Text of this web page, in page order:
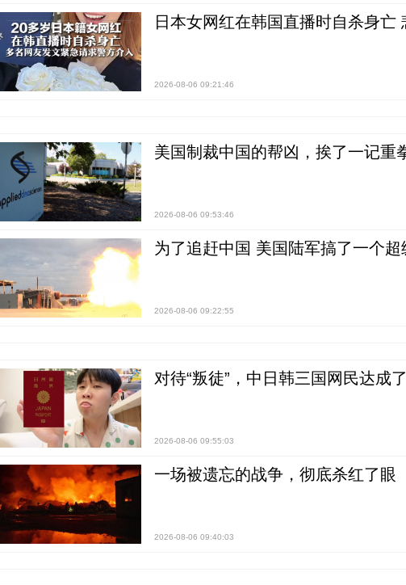
日本女网红在韩国直播时自杀身亡
2026-08-06 09:21:46
美国制裁中国的帮凶，挨了一记重
2026-08-06 09:53:46
为了追赶中国 美国陆军搞了一个超
2026-08-06 09:22:55
对待“叛徒”，中日韩三国网民达成
2026-08-06 09:55:03
一场被遗忘的战争，彻底杀红了眼
2026-08-06 09:40:03